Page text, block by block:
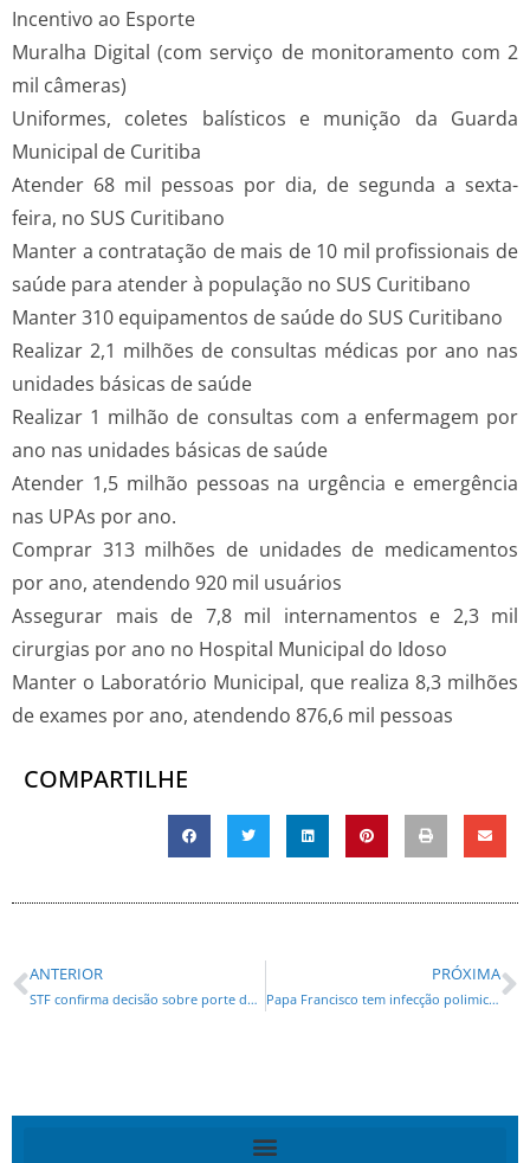
Incentivo ao Esporte
Muralha Digital (com serviço de monitoramento com 2
mil câmeras)
Uniformes, coletes balísticos e munição da Guarda
Municipal de Curitiba
Atender 68 mil pessoas por dia, de segunda a sexta-
feira, no SUS Curitibano
Manter a contratação de mais de 10 mil profissionais de
saúde para atender à população no SUS Curitibano
Manter 310 equipamentos de saúde do SUS Curitibano
Realizar 2,1 milhões de consultas médicas por ano nas
unidades básicas de saúde
Realizar 1 milhão de consultas com a enfermagem por
ano nas unidades básicas de saúde
Atender 1,5 milhão pessoas na urgência e emergência
nas UPAs por ano.
Comprar 313 milhões de unidades de medicamentos
por ano, atendendo 920 mil usuários
Assegurar mais de 7,8 mil internamentos e 2,3 mil
cirurgias por ano no Hospital Municipal do Idoso
Manter o Laboratório Municipal, que realiza 8,3 milhões
de exames por ano, atendendo 876,6 mil pessoas
COMPARTILHE
ANTERIOR
STF confirma decisão sobre porte de maconha para uso pessoal
PRÓXIMA
Papa Francisco tem infecção polimicrobiana